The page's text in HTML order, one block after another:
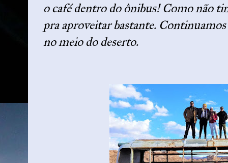
o café dentro do ônibus! Como não
pra aproveitar bastante. Continuamos
no meio do deserto.